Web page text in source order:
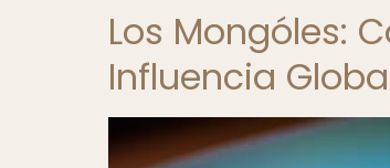
Los Mongóles:
Influencia